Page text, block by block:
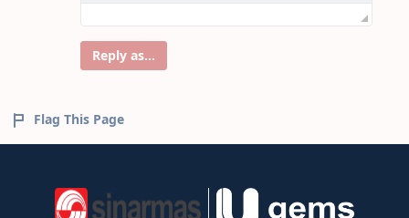
Reply as...
Flag This Page